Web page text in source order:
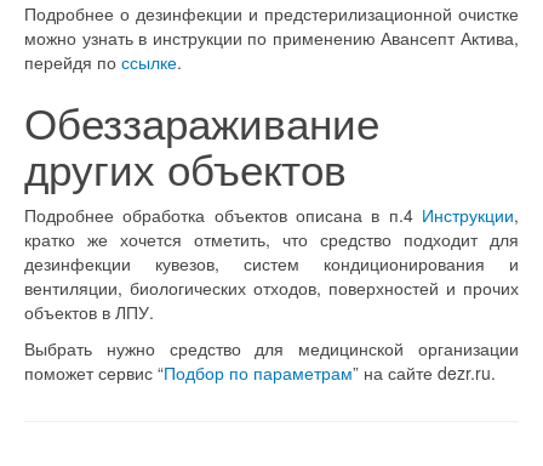
Подробнее о дезинфекции и предстерилизационной очистке
можно узнать в инструкции по применению Авансепт Актива,
перейдя по ссылке.
Обеззараживание
других объектов
Подробнее обработка объектов описана в п.4 Инструкции,
кратко же хочется отметить, что средство подходит для
дезинфекции кувезов, систем кондиционирования и
вентиляции, биологических отходов, поверхностей и прочих
объектов в ЛПУ.
Выбрать нужно средство для медицинской организации
поможет сервис “Подбор по параметрам” на сайте dezr.ru.